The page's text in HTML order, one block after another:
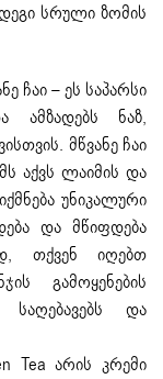
სრული ზომის
ჩაი – ეს საპარსი
ამზადებს ნაზ,
მწვანე ჩაი
აქვს ლაიმის და
უნიკალური
და მწიფდება
თქვენ იღებთ
გამოყენების
საღებავებს და
Tea არის კრემი